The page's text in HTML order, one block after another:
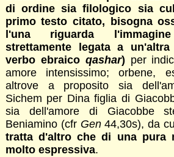
di ordine sia filologico sia
primo testo citato, bisogna
l'una riguarda
strettamente legata a
verbo ebraico qashar) per
amore intensissimo; orbene,
altrove a proposito sia
Sichem per Dina figlia di
sia dell'amore di Giacobbe
Beniamino (cfr Gen44,30s), da
tratta d'altro che di una pura
molto espressiva.